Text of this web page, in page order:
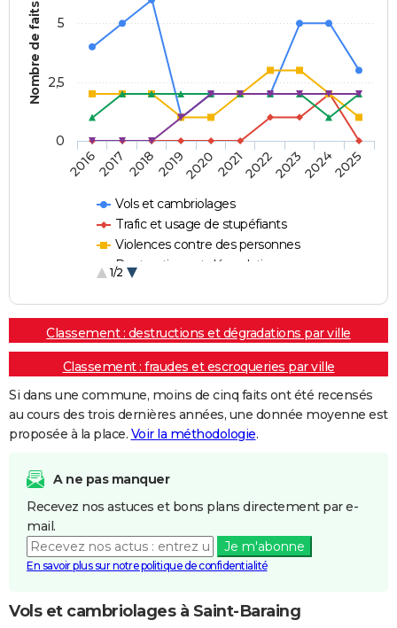
Nombre de faits
Vols et cambriolages
Trafic et usage de stupéfiants
Violences contre des personnes
Destructions et dégradations
1/2
20162017 20182019202020212022202320242025
0
2,5
5
Classement : destructions et dégradations par ville
Classement : fraudes et escroqueries par ville
Si dans une commune, moins de cinq faits ont été recensés
au cours des trois dernières années, une donnée moyenne est
proposée à la place. Voir la méthodologie.
A ne pas manquer
Recevez nos astuces et bons plans directement par e-
mail.
Je m'abonne
En savoir plus sur notre politique de confidentialité
Vols et cambriolages à Saint-Baraing